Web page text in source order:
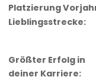
Platzierung
Lieblingsstrecke:
Größter Erfolg in
deiner Karriere: